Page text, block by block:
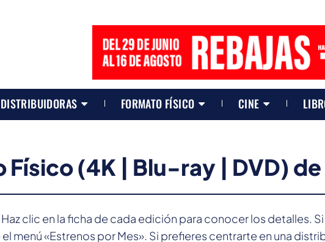
DISTRIBUIDORAS FORMATO FÍSICO CINE
Físico (4K | Blu-ray | DVD) de
Haz clic en la ficha de cada edición para conocer los detalles.
menú «Estrenos por Mes». Si prefieres centrarte en una